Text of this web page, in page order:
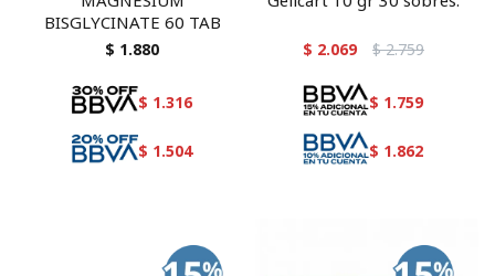
BISGLYCINATE 60 TAB
$ 1.880
$ 1.316
$ 1.504
$ 2.069 $ 2.759
$ 1.759
$ 1.862